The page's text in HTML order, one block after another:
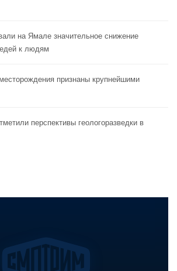
на Ямале значительное снижение
к людям
признаны крупнейшими
перспективы геологоразведки в